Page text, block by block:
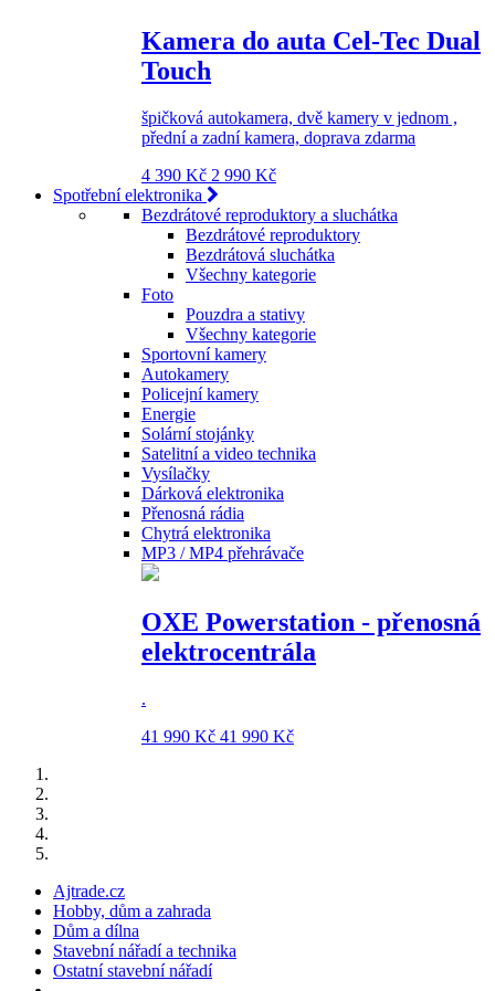
Kamera do auta Cel-Tec Dual
Touch
špičková autokamera, dvě kamery v jednom ,
přední a zadní kamera, doprava zdarma
4 390 Kč 2 990 Kč
Spotřební elektronika
Bezdrátové reproduktory a sluchátka
Bezdrátové reproduktory
Bezdrátová sluchátka
Všechny kategorie
Foto
Pouzdra a stativy
Všechny kategorie
Sportovní kamery
Autokamery
Policejní kamery
Energie
Solární stojánky
Satelitní a video technika
Vysílačky
Dárková elektronika
Přenosná rádia
Chytrá elektronika
MP3 / MP4 přehrávače
OXE Powerstation - přenosná
elektrocentrála
.
41 990 Kč 41 990 Kč
Ajtrade.cz
Hobby, dům a zahrada
Dům a dílna
Stavební nářadí a technika
Ostatní stavební nářadí